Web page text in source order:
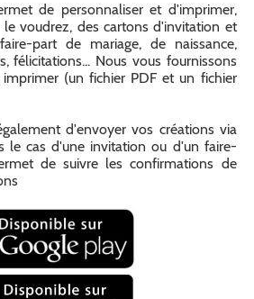
de personnaliser et d'imprimer,
voudrez, des cartons d'invitation et
part de mariage, de naissance,
félicitations... Nous vous fournissons
(un fichier PDF et un fichier
d'envoyer vos créations via
le cas d'une invitation ou d'un faire-
de suivre les confirmations de